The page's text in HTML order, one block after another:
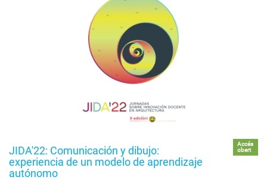
JIDA'22: Comunicación y dibujo:
experiencia de un modelo de aprendizaje
autónomo
Accés
obert